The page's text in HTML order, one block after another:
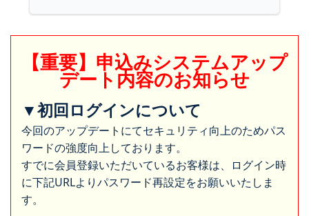
【重要】申込みシステムアップ
デート内容のお知らせ
▼初回ログインについて
今回のアップデートにてセキュリティ向上のためパス
ワードの強度向上しております。
すでに会員登録いただいているお客様は、ログイン時
に下記URLよりパスワード再設定をお願いいたしま
す。